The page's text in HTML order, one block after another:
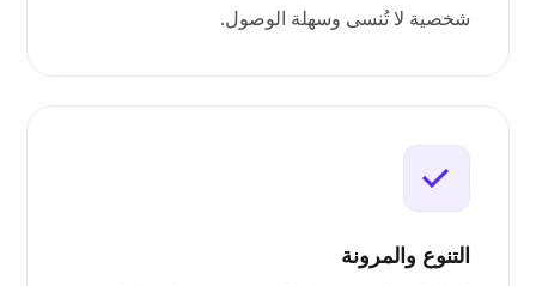
شخصية لا تُنسى وسهلة الوصول.
التنوع والمرونة